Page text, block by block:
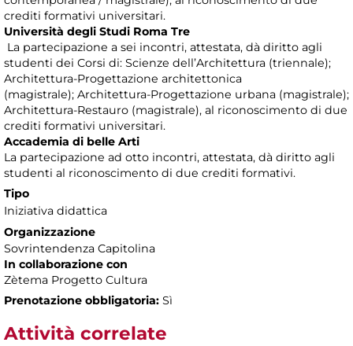
crediti formativi universitari.
Università degli Studi Roma Tre
La partecipazione a sei incontri, attestata, dà diritto agli
studenti dei Corsi di: Scienze dell’Architettura (triennale);
Architettura-Progettazione architettonica
(magistrale); Architettura-Progettazione urbana (magistrale);
Architettura-Restauro (magistrale), al riconoscimento di due
crediti formativi universitari.
Accademia di belle Arti
La partecipazione ad otto incontri, attestata, dà diritto agli
studenti al riconoscimento di due crediti formativi.
Tipo
Iniziativa didattica
Organizzazione
Sovrintendenza Capitolina
In collaborazione con
Zètema Progetto Cultura
Prenotazione obbligatoria: Sì
Attività correlate